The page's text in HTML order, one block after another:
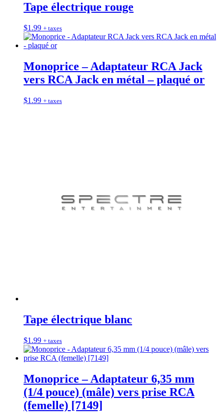
Tape électrique rouge
$1.99 + taxes
Monoprice – Adaptateur RCA Jack
vers RCA Jack en métal – plaqué or
$1.99 + taxes
Tape électrique blanc
$1.99 + taxes
Monoprice – Adaptateur 6,35 mm
(1/4 pouce) (mâle) vers prise RCA
(femelle) [7149]